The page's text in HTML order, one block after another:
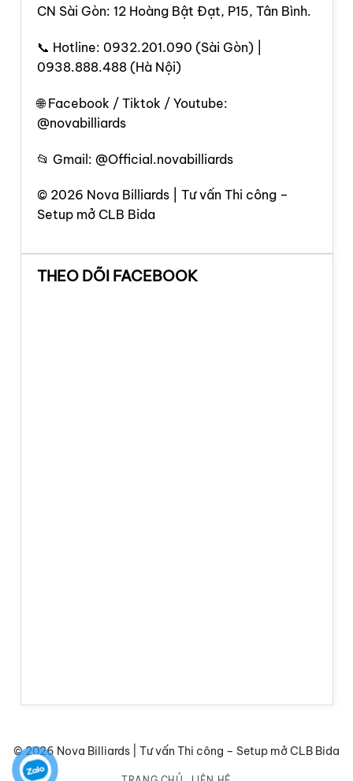
CN Sài Gòn: 12 Hoàng Bật Đạt, P15, Tân Bình.
📞 Hotline: 0932.201.090 (Sài Gòn) |
0938.888.488 (Hà Nội)
🌐 Facebook / Tiktok / Youtube:
@novabilliards
📂 Gmail: @Official.novabilliards
© 2026 Nova Billiards | Tư vấn Thi công –
Setup mở CLB Bida
THEO DÕI FACEBOOK
© 2026 Nova Billiards | Tư vấn Thi công – Setup mở CLB Bida